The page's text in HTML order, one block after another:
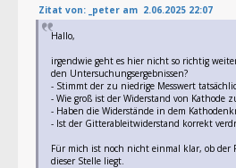
Zitat von: _peter am 2.06.2025 22:07
Hallo,
irgendwie geht es hier nicht so richtig
den Untersuchungsergebnissen?
- Stimmt der zu niedrige Messwert
- Wie groß ist der Widerstand von Kathode
- Haben die Widerstände in dem
- Ist der Gitterableitwiderstand korrekt
Für mich ist noch nicht einmal klar, ob der
dieser Stelle liegt.